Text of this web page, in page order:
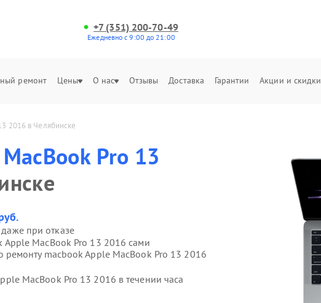
+7 (351) 200-70-49
Ежедневно с 9:00 до 21:00
ремонт Цены О нас Отзывы Доставка Гарантии Акции и скидки
2016 в Челябинске
Pro 13
даже при отказе
Apple MacBook Pro 13 2016 сами
ремонту macbook Apple MacBook Pro 13 2016
MacBook Pro 13 2016 в течении часа